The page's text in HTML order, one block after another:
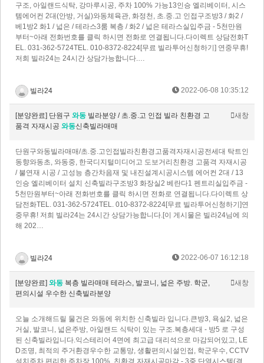
구조, 아일랜드식탁, 강마루시공, 주차 100% 가능13인승 엘리베이터, 시스
템에어컨 2대(안방, 거실)와동체육관, 화정천, 초.중.고 인접​구조방3 / 화2 /
베1방2 화1 / 넓은 / 테라스3룸 복층 / 화2 / 넓은 테라스​실입주금 - 5천만원
부터~​아래 전화번호를 클릭 하시면 전화로 연결됩니다.​다이렉트 상담전화T
EL. 031-362-5724TEL. 010-8372-8224​[무료 빌라투어신청하기] 연중무휴!
저희 빌라24는 24시간 상담가능합니다.…
빌라24 2022-06-08 10:35:12
[분양완료] 단원구 와동 빌라분양 / 초.중.고 인접 빌라 친환경 고
품격 자재시공 와동신축빌라매매
새창
단원구와동빌라매매/초.중.고인접빌라친환경고품격자재시공전세대 탁트인
동향와동초, 와동중, 한국디지털미디어고 도보거리친환경 고품격 자재시공
/ 불연재 시공 / 고성능 층간차음재 및 내진설계시공시스템 에어컨 2대 / 13
인승 엘리베이터 설치 신축빌라구조방3 화장실2 베란다1 펜트리실입주금 -
5천만원부터~아래 전화번호를 클릭 하시면 전화로 연결됩니다.다이렉트 상
담전화TEL. 031-362-5724TEL. 010-8372-8224[무료 빌라투어신청하기]연
중무휴! 저희 빌라24는 24시간 상담가능합니다.[이 게시물은 빌라24님에 의
해 202…
빌라24 2022-06-07 16:12:18
[분양완료] 와동 복층 빌라매매 테라스, 발코니, 넓은 주방. 학군,
편의시설 우수한 신축빌라분양
새창
오늘 소개해드릴 물건은 와동에 위치한 신축빌라 입니다.큰방3, 욕실2, 넓은
거실, 발코니, 넓은주방, 아일랜드 식탁이 있는 구조.복층세대 - 방5 로 구성
된 신축빌라입니다.익스테리어 4면에 최고급 대리석으로 마감되어있고, LE
D조명, 최적의 주거환경우수한 교통망, 생활편의시설인접, 학군우수, CCTV